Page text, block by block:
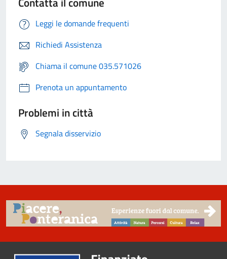
Leggi le domande frequenti
Richiedi Assistenza
Chiama il comune 035.571026
Prenota un appuntamento
Problemi in città
Segnala disservizio